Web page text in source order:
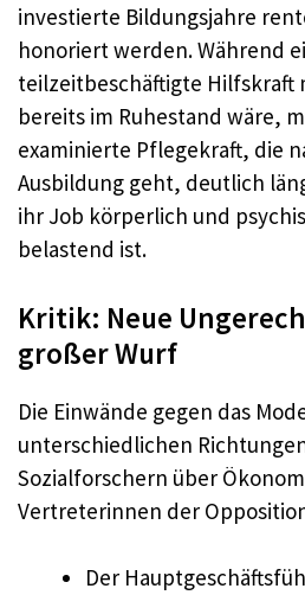
investierte Bildungsjahre
honoriert werden. Während
teilzeitbeschäftigte Hilfskraft
bereits im Ruhestand wäre,
examinierte Pflegekraft, die
Ausbildung geht, deutlich
ihr Job körperlich und
belastend ist.
Kritik: Neue
großer Wurf
Die Einwände gegen das
unterschiedlichen
Sozialforschern über
Vertreterinnen der
Der